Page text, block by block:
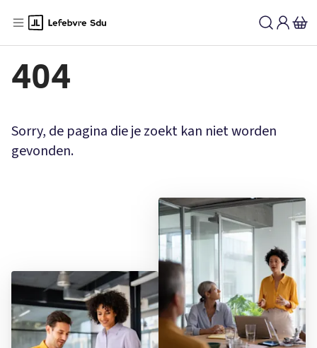
404
Sorry, de pagina die je zoekt kan niet worden
gevonden.